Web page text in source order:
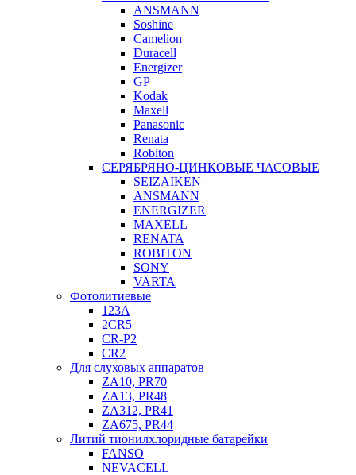
ANSMANN
Soshine
Camelion
Duracell
Energizer
GP
Kodak
Maxell
Panasonic
Renata
Robiton
СЕРЯБРЯНО-ЦИНКОВЫЕ ЧАСОВЫЕ
SEIZAIKEN
ANSMANN
ENERGIZER
MAXELL
RENATA
ROBITON
SONY
VARTA
Фотолитиевые
123A
2CR5
CR-P2
CR2
Для слуховых аппаратов
ZA10, PR70
ZA13, PR48
ZA312, PR41
ZA675, PR44
Литий тионилхлоридные батарейки
FANSO
NEVACELL